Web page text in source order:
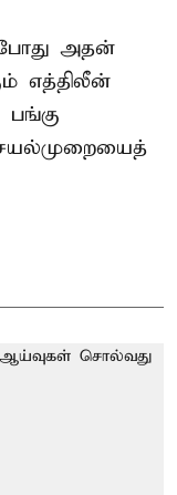
அதன்
எத்திலீன்